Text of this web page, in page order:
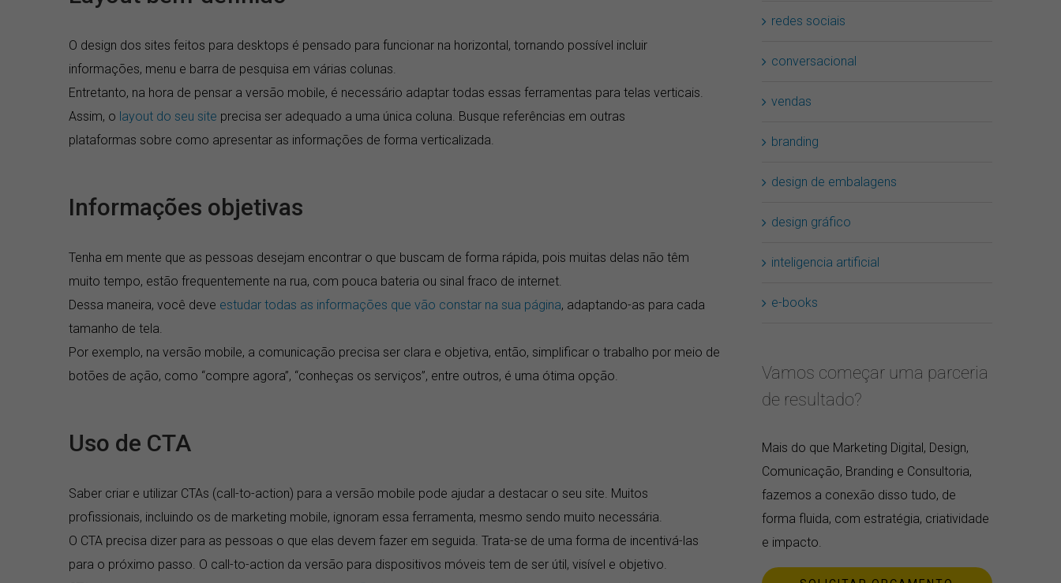
O design dos sites feitos para desktops é pensado para funcionar na horizontal, tornando possível incluir
informações, menu e barra de pesquisa em várias colunas.
Entretanto, na hora de pensar a versão mobile, é necessário adaptar todas essas ferramentas para telas verticais.
Assim, o layout do seu site precisa ser adequado a uma única coluna. Busque referências em outras
plataformas sobre como apresentar as informações de forma verticalizada.
Informações objetivas
Tenha em mente que as pessoas desejam encontrar o que buscam de forma rápida, pois muitas delas não têm
muito tempo, estão frequentemente na rua, com pouca bateria ou sinal fraco de internet.
Dessa maneira, você deve estudar todas as informações que vão constar na sua página, adaptando-as para cada
tamanho de tela.
Por exemplo, na versão mobile, a comunicação precisa ser clara e objetiva, então, simplificar o trabalho por meio de
botões de ação, como “compre agora”, “conheças os serviços”, entre outros, é uma ótima opção.
Uso de CTA
Saber criar e utilizar CTAs (call-to-action) para a versão mobile pode ajudar a destacar o seu site. Muitos
profissionais, incluindo os de marketing mobile, ignoram essa ferramenta, mesmo sendo muito necessária.
O CTA precisa dizer para as pessoas o que elas devem fazer em seguida. Trata-se de uma forma de incentivá-las
para o próximo passo. O call-to-action da versão para dispositivos móveis tem de ser útil, visível e objetivo.
redes sociais
conversacional
vendas
branding
design de embalagens
design gráfico
inteligencia artificial
e-books
Vamos começar uma parceria
de resultado?
Mais do que Marketing Digital, Design,
Comunicação, Branding e Consultoria,
fazemos a conexão disso tudo, de
forma fluida, com estratégia, criatividade
e impacto.